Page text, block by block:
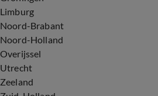
Limburg
Noord-Brabant
Noord-Holland
Overijssel
Utrecht
Zeeland